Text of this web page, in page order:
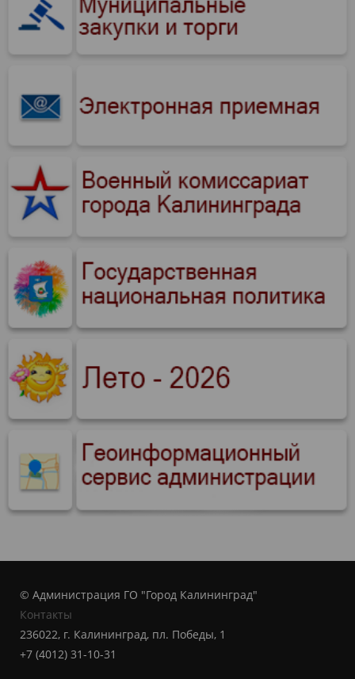
© Администрация ГО "Город Калининград"
Контакты
236022, г. Калининград, пл. Победы, 1
+7 (4012) 31-10-31